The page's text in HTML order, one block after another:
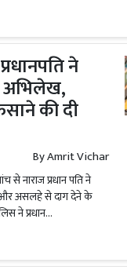
ने
अभिलेख,
की दी
ByAmrit Vichar
से नाराज प्रधान पति ने
असलहे से दाग देने के
ने प्रधान...